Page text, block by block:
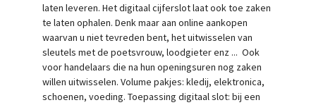
laten leveren. Het digitaal cijferslot laat ook toe zaken
te laten ophalen. Denk maar aan online aankopen
waarvan u niet tevreden bent, het uitwisselen van
sleutels met de poetsvrouw, loodgieter enz ... Ook
voor handelaars die na hun openingsuren nog zaken
willen uitwisselen. Volume pakjes: kledij, elektronica,
schoenen, voeding. Toepassing digitaal slot: bij een